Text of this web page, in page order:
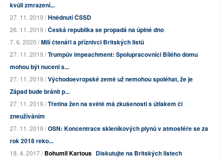
kvůli zmrazení...
27. 11. 2019 /Hnědnutí ČSSD
26. 11. 2019 /Česká republika se propadá na úplné dno
7. 6. 2020 /Milí čtenáři a příznivci Britských listů
27. 11. 2019 /Trumpův impeachment: Spolupracovníci Bílého domu
mohou být nuceni s...
27. 11. 2019 /Východoevropské země už nemohou spoléhat, že je
Západ bude bránit p...
27. 11. 2019 /Třetina žen na světě má zkušenosti s útlakem či
zneužíváním
27. 11. 2019 /OSN: Koncentrace skleníkových plynů v atmosféře se za
rok 2018 reko...
18. 4. 2017 /Bohumil Kartous Diskutujte na Britských listech